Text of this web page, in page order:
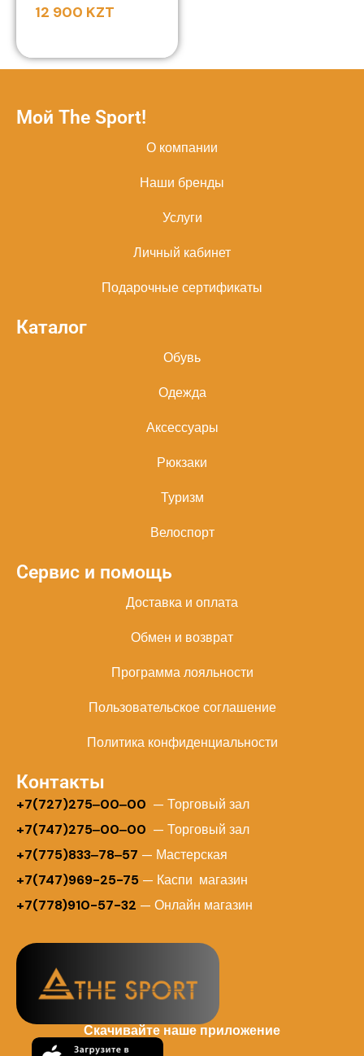
12 900 KZT
Мой The Sport!
О компании
Наши бренды
Услуги
Личный кабинет
Подарочные сертификаты
Каталог
Обувь
Одежда
Аксессуары
Рюкзаки
Туризм
Велоспорт
Сервис и помощь
Доставка и оплата
Обмен и возврат
Программа лояльности
Пользовательское соглашение
Политика конфиденциальности
Контакты
+7(727)275‒00‒00 — Торговый зал
+7(747)275‒00‒00 — Торговый зал
+7(775)833‒78‒57 — Мастерская
+7(747)969-25-75 — Каспи магазин
+7(778)910-57-32 — Онлайн магазин
Скачивайте наше приложение